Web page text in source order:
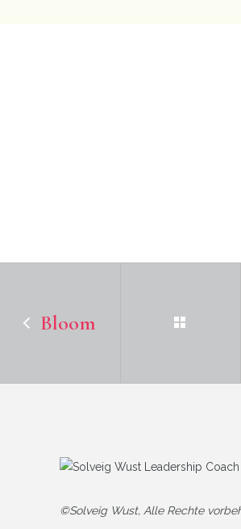
Bloom
©Solveig Wust, Alle Rechte